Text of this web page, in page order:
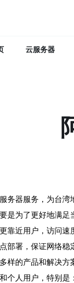
云服务器
务器服务，为台
是为了更好地满
靠近用户，访问速
部署，保证网络稳
样的产品和解决方
个人用户，特别是：